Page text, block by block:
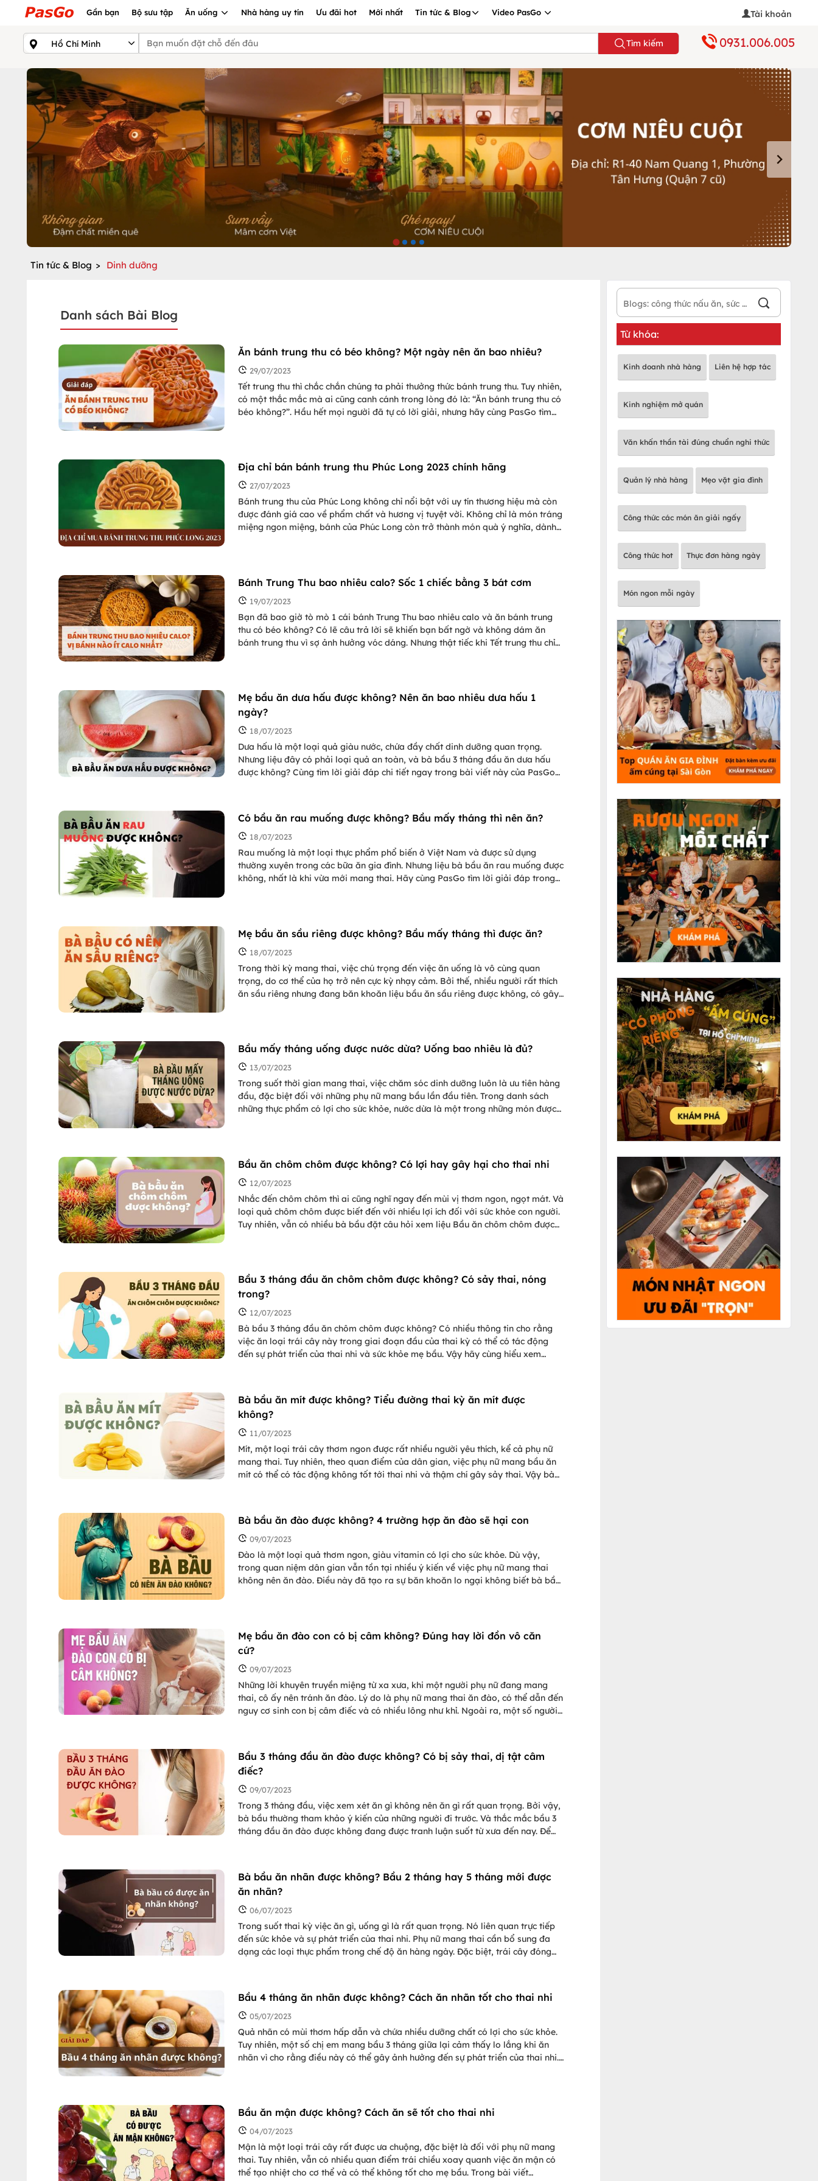
Gần bạn Bộ sưu tập Ăn uống Nhà hàng uy tín Ưu đãi hot Mới nhất Tin tức & Blog Video PasGo Tài khoản
Tìm kiếm 0931.006.005
Tin tức & Blog > Dinh dưỡng
Danh sách Bài Blog
Ăn bánh trung thu có béo không? Một ngày nên ăn bao nhiêu?
29/07/2023
Tết trung thu thì chắc chắn chúng ta phải thưởng thức bánh trung thu. Tuy nhiên,
có một thắc mắc mà ai cũng canh cánh trong lòng đó là: “Ăn bánh trung thu có
béo không?”. Hầu hết mọi người đã tự có lời giải, nhưng hãy cùng PasGo tìm
Địa chỉ bán bánh trung thu Phúc Long 2023 chính hãng
27/07/2023
Bánh trung thu của Phúc Long không chỉ nổi bật với uy tín thương hiệu mà còn
được đánh giá cao về phẩm chất và hương vị tuyệt vời. Không chỉ là món tráng
miệng ngon miệng, bánh của Phúc Long còn trở thành món quà ý nghĩa, dành
Bánh Trung Thu bao nhiêu calo? Sốc 1 chiếc bằng 3 bát cơm
19/07/2023
Bạn đã bao giờ tò mò 1 cái bánh Trung Thu bao nhiêu calo và ăn bánh trung
thu có béo không? Có lẽ câu trả lời sẽ khiến bạn bất ngờ và không dám ăn
bánh trung thu vì sợ ảnh hưởng vóc dáng. Nhưng thật tiếc khi Tết trung thu chỉ
nhiêu calo và các vị khác nữa. Ngoài ra, PasGo còn bật mí cho bạn cách ăn
bánh mà không lo thừa cân.
Mẹ bầu ăn dưa hấu được không? Nên ăn bao nhiêu dưa hấu 1
ngày?
18/07/2023
Dưa hấu là một loại quả giàu nước, chứa đầy chất dinh dưỡng quan trọng.
Nhưng liệu đây có phải loại quả an toàn, và bà bầu 3 tháng đầu ăn dưa hấu
được không? Cùng tìm lời giải đáp chi tiết ngay trong bài viết này của PasGo
Có bầu ăn rau muống được không? Bầu mấy tháng thì nên ăn?
18/07/2023
Rau muống là một loại thực phẩm phổ biến ở Việt Nam và được sử dụng
thường xuyên trong các bữa ăn gia đình. Nhưng liệu bà bầu ăn rau muống được
không, nhất là khi vừa mới mang thai. Hãy cùng PasGo tìm lời giải đáp trong
Mẹ bầu ăn sầu riêng được không? Bầu mấy tháng thì được ăn?
18/07/2023
Trong thời kỳ mang thai, việc chú trọng đến việc ăn uống là vô cùng quan
trọng, do cơ thể của họ trở nên cực kỳ nhạy cảm. Bởi thế, nhiều người rất thích
ăn sầu riêng nhưng đang băn khoăn liệu bầu ăn sầu riêng được không, có gây
Bầu mấy tháng uống được nước dừa? Uống bao nhiêu là đủ?
13/07/2023
Trong suốt thời gian mang thai, việc chăm sóc dinh dưỡng luôn là ưu tiên hàng
đầu, đặc biệt đối với những phụ nữ mang bầu lần đầu tiên. Trong danh sách
những thực phẩm có lợi cho sức khỏe, nước dừa là một trong những món được
Bầu ăn chôm chôm được không? Có lợi hay gây hại cho thai nhi
12/07/2023
Nhắc đến chôm chôm thì ai cũng nghĩ ngay đến mùi vị thơm ngon, ngọt mát. Và
loại quả chôm chôm được biết đến với nhiều lợi ích đối với sức khỏe con người.
Tuy nhiên, vẫn có nhiều bà bầu đặt câu hỏi xem liệu Bầu ăn chôm chôm được
Bầu 3 tháng đầu ăn chôm chôm được không? Có sảy thai, nóng
trong?
12/07/2023
Bà bầu 3 tháng đầu ăn chôm chôm được không? Có nhiều thông tin cho rằng
việc ăn loại trái cây này trong giai đoạn đầu của thai kỳ có thể có tác động
đến sự phát triển của thai nhi và sức khỏe mẹ bầu. Vậy hãy cùng hiểu xem
Bà bầu ăn mít được không? Tiểu đường thai kỳ ăn mít được
không?
11/07/2023
Mít, một loại trái cây thơm ngon được rất nhiều người yêu thích, kể cả phụ nữ
mang thai. Tuy nhiên, theo quan điểm của dân gian, việc phụ nữ mang bầu ăn
mít có thể có tác động không tốt tới thai nhi và thậm chí gây sảy thai. Vậy bà
Bà bầu ăn đào được không? 4 trường hợp ăn đào sẽ hại con
09/07/2023
Đào là một loại quả thơm ngon, giàu vitamin có lợi cho sức khỏe. Dù vậy,
trong quan niệm dân gian vẫn tồn tại nhiều ý kiến về việc phụ nữ mang thai
không nên ăn đào. Điều này đã tạo ra sự băn khoăn lo ngại không biết bà bầu
Mẹ bầu ăn đào con có bị câm không? Đúng hay lời đồn vô căn
cứ?
09/07/2023
Những lời khuyên truyền miệng từ xa xưa, khi một người phụ nữ đang mang
thai, cô ấy nên tránh ăn đào. Lý do là phụ nữ mang thai ăn đào, có thể dẫn đến
nguy cơ sinh con bị câm điếc và có nhiều lông như khỉ. Ngoài ra, một số người
thai không? Chúng ta cùng nhau tìm lời giải đáp trong bài viết dưới đây nhé!
Bầu 3 tháng đầu ăn đào được không? Có bị sảy thai, dị tật câm
điếc?
09/07/2023
Trong 3 tháng đầu, việc xem xét ăn gì không nên ăn gì rất quan trọng. Bởi vậy,
bà bầu thường tham khảo ý kiến của những người đi trước. Và thắc mắc bầu 3
tháng đầu ăn đào được không đang được tranh luận suốt từ xưa đến nay. Để
Bà bầu ăn nhãn được không? Bầu 2 tháng hay 5 tháng mới được
ăn nhãn?
06/07/2023
Trong suốt thai kỳ việc ăn gì, uống gì là rất quan trọng. Nó liên quan trực tiếp
đến sức khỏe và sự phát triển của thai nhi. Phụ nữ mang thai cần bổ sung đa
dạng các loại thực phẩm trong chế độ ăn hàng ngày. Đặc biệt, trái cây đóng
lời trong bài viết dưới đây.
Bầu 4 tháng ăn nhãn được không? Cách ăn nhãn tốt cho thai nhi
05/07/2023
Quả nhãn có mùi thơm hấp dẫn và chứa nhiều dưỡng chất có lợi cho sức khỏe.
Tuy nhiên, một số chị em mang bầu 3 tháng giữa lại cảm thấy lo lắng khi ăn
nhãn vì cho rằng điều này có thể gây ảnh hưởng đến sự phát triển của thai nhi.
Bầu ăn mận được không? Cách ăn sẽ tốt cho thai nhi
04/07/2023
Mận là một loại trái cây rất được ưa chuộng, đặc biệt là đối với phụ nữ mang
thai. Tuy nhiên, vẫn có nhiều quan điểm trái chiều xoay quanh việc ăn mận có
thể tạo nhiệt cho cơ thể và có thể không tốt cho mẹ bầu. Trong bài viết
Từ khóa:
Kinh doanh nhà hàng Liên hệ hợp tác
Kinh nghiệm mở quán
Văn khấn thần tài đúng chuẩn nghi thức
Quản lý nhà hàng Mẹo vặt gia đình
Công thức các món ăn giải ngấy
Công thức hot Thực đơn hàng ngày
Món ngon mỗi ngày